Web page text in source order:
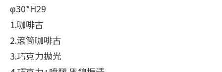
φ30*H29
1.咖啡古
2.滾筒咖啡古
3.巧克力拋光